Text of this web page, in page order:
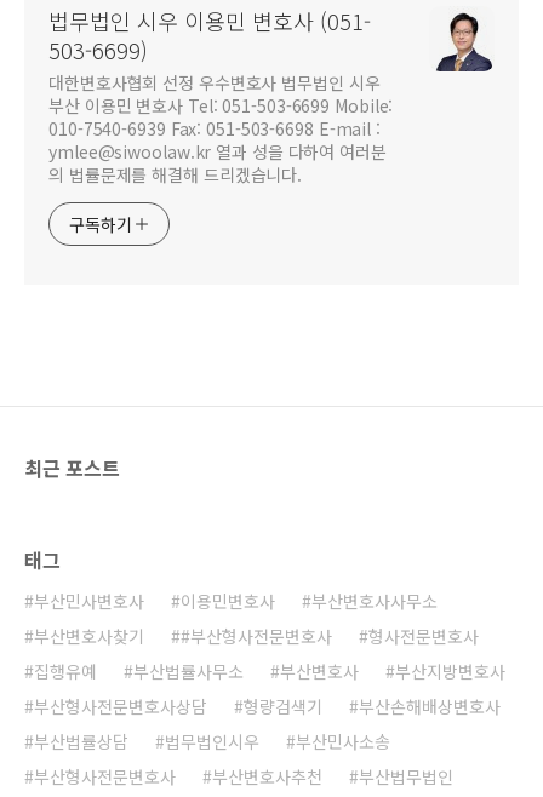
법무법인 시우 이용민 변호사 (051-
503-6699)
대한변호사협회 선정 우수변호사 법무법인 시우
부산 이용민 변호사 Tel: 051-503-6699 Mobile:
010-7540-6939 Fax: 051-503-6698 E-mail :
ymlee@siwoolaw.kr 열과 성을 다하여 여러분
의 법률문제를 해결해 드리겠습니다.
구독하기
최근 포스트
태그
부산민사변호사 이용민변호사
부산변호사사무소
부산변호사찾기
#부산형사전문변호사
형사전문변호사
집행유예
부산법률사무소 부산변호사
부산지방변호사
부산형사전문변호사상담
형량검색기
부산손해배상변호사
부산법률상담
법무법인시우
부산민사소송
부산형사전문변호사
부산변호사추천
부산법무법인